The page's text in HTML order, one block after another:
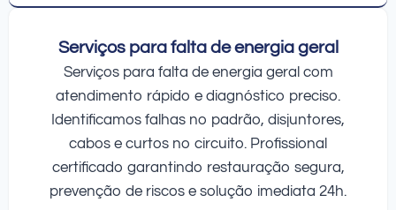
Serviços para falta de energia geral
Serviços para falta de energia geral com
atendimento rápido e diagnóstico preciso.
Identificamos falhas no padrão, disjuntores,
cabos e curtos no circuito. Profissional
certificado garantindo restauração segura,
prevenção de riscos e solução imediata 24h.